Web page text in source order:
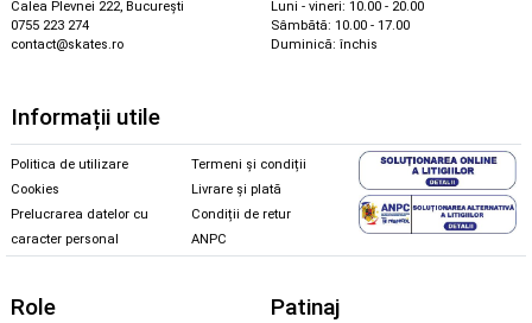
Calea Plevnei 222, București
0755 223 274
contact@skates.ro
Luni - vineri: 10.00 - 20.00
Sâmbătă: 10.00 - 17.00
Duminică: închis
Informații utile
Politica de utilizare
Cookies
Prelucrarea datelor cu
caracter personal
Termeni și condiții
Livrare și plată
Condiții de retur
ANPC
Role Patinaj